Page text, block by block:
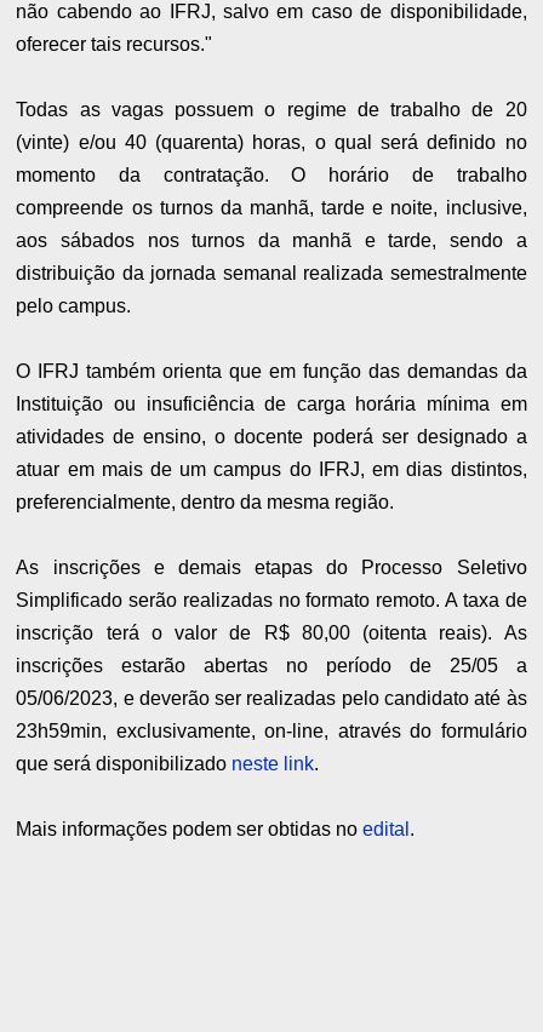
não cabendo ao IFRJ, salvo em caso de disponibilidade,
oferecer tais recursos."
Todas as vagas possuem o regime de trabalho de 20
(vinte) e/ou 40 (quarenta) horas, o qual será definido no
momento da contratação. O horário de trabalho
compreende os turnos da manhã, tarde e noite, inclusive,
aos sábados nos turnos da manhã e tarde, sendo a
distribuição da jornada semanal realizada semestralmente
pelo campus.
O IFRJ também orienta que em função das demandas da
Instituição ou insuficiência de carga horária mínima em
atividades de ensino, o docente poderá ser designado a
atuar em mais de um campus do IFRJ, em dias distintos,
preferencialmente, dentro da mesma região.
As inscrições e demais etapas do Processo Seletivo
Simplificado serão realizadas no formato remoto. A taxa de
inscrição terá o valor de R$ 80,00 (oitenta reais). As
inscrições estarão abertas no período de 25/05 a
05/06/2023, e deverão ser realizadas pelo candidato até às
23h59min, exclusivamente, on-line, através do formulário
que será disponibilizado neste link.
Mais informações podem ser obtidas noedital .